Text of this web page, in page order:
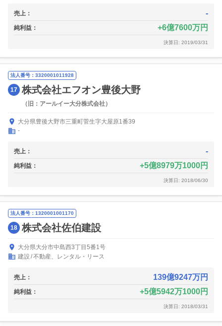
売上： -
純利益： 6億7600万円
決算日: 2019/03/31
法人番号：3320001011928
17 株式会社エフオン豊後大野
（旧：アールイー大分株式会社）
大分県豊後大野市三重町菅生字大屋原1番39
-
売上： -
純利益： 5億8979万1000円
決算日: 2018/06/30
法人番号：1320001001170
18 株式会社佐伯建設
大分県大分市中島西3丁目5番1号
建設 不動産、レンタル・リース
売上： 139億9247万円
純利益： 5億5942万1000円
決算日: 2018/03/31